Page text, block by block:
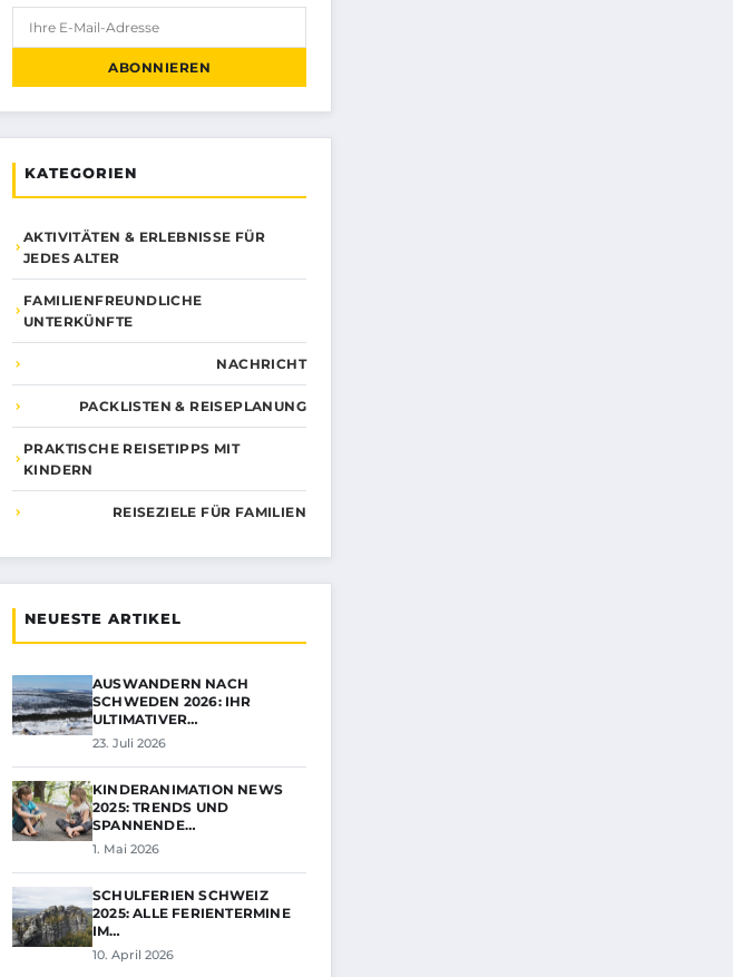
ABONNIEREN
KATEGORIEN
AKTIVITÄTEN & ERLEBNISSE FÜR
JEDES ALTER
FAMILIENFREUNDLICHE
UNTERKÜNFTE
NACHRICHT
PACKLISTEN & REISEPLANUNG
PRAKTISCHE REISETIPPS MIT
KINDERN
REISEZIELE FÜR FAMILIEN
NEUESTE ARTIKEL
AUSWANDERN NACH
SCHWEDEN 2026: IHR
ULTIMATIVER…
23. Juli 2026
KINDERANIMATION NEWS
2025: TRENDS UND
SPANNENDE…
1. Mai 2026
SCHULFERIEN SCHWEIZ
2025: ALLE FERIENTERMINE
IM…
10. April 2026